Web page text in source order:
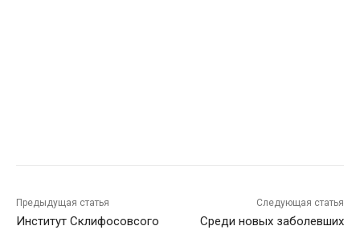
Предыдущая статья
Институт Склифосовсого
Следующая статья
Среди новых заболевших